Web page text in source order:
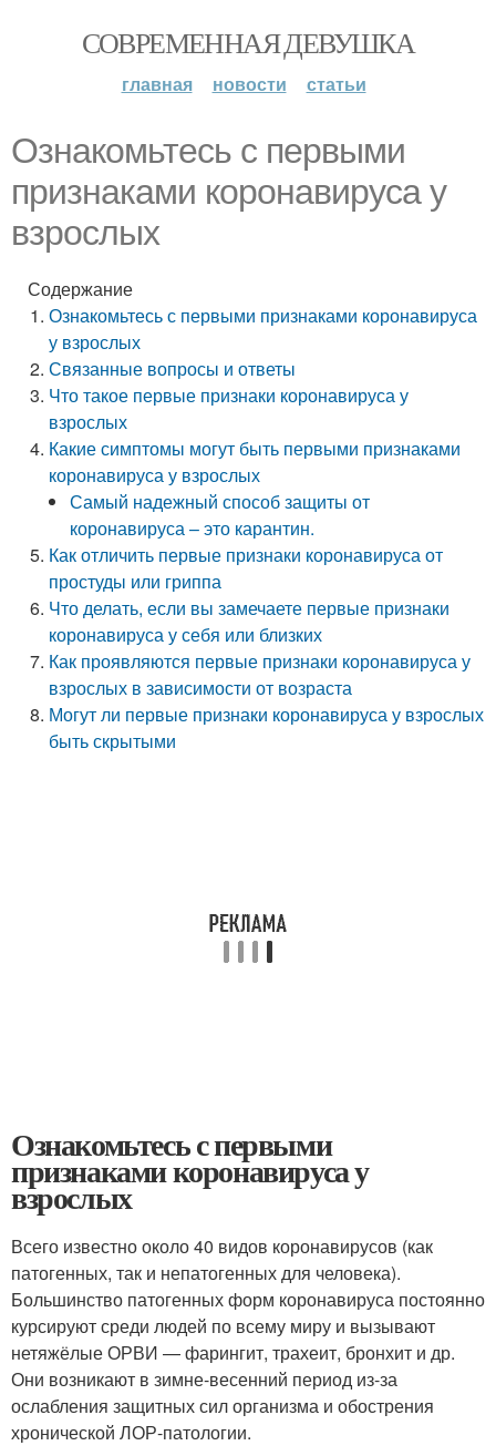
СОВРЕМЕННАЯ ДЕВУШКА
главная новости статьи
Ознакомьтесь с первыми
признаками коронавируса у
взрослых
Содержание
Ознакомьтесь с первыми признаками коронавируса
у взрослых
Связанные вопросы и ответы
Что такое первые признаки коронавируса у
взрослых
Какие симптомы могут быть первыми признаками
коронавируса у взрослых
Самый надежный способ защиты от
коронавируса – это карантин.
Как отличить первые признаки коронавируса от
простуды или гриппа
Что делать, если вы замечаете первые признаки
коронавируса у себя или близких
Как проявляются первые признаки коронавируса у
взрослых в зависимости от возраста
Могут ли первые признаки коронавируса у взрослых
быть скрытыми
Ознакомьтесь с первыми
признаками коронавируса у
взрослых
Всего известно около 40 видов коронавирусов (как
патогенных, так и непатогенных для человека).
Большинство патогенных форм коронавируса постоянно
курсируют среди людей по всему миру и вызывают
нетяжёлые ОРВИ — фарингит, трахеит, бронхит и др.
Они возникают в зимне-весенний период из-за
ослабления защитных сил организма и обострения
хронической ЛОР-патологии.